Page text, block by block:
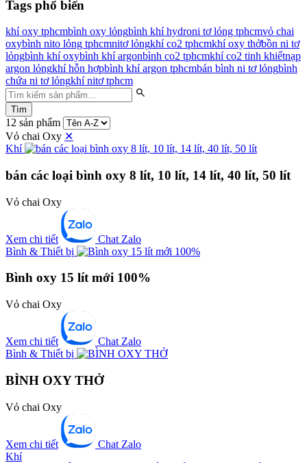
Tags phổ biến
khí oxy tphcmbình oxy lỏngbình khí hydroni tơ lỏng tphcmvỏ chai
oxybình nito lỏng tphcmnitơ lỏngkhí co2 tphcmkhí oxy thởbồn ni tơ
lỏngbình khí oxybình khí argonbình co2 tphcmkhí co2 tinh khiếtnạp
argon lỏngkhí hỗn hợpbình khí argon tphcmbán bình ni tơ lỏngbình
chứa ni tơ lỏngkhí nitơ tphcm
Tìm
12 sản phẩm
Vỏ chai Oxy ✕
Khí
bán các loại bình oxy 8 lít, 10 lít, 14 lít, 40 lít, 50 lít
Vỏ chai Oxy
Xem chi tiết
Chat Zalo
Bình & Thiết bị
Bình oxy 15 lít mới 100%
Vỏ chai Oxy
Xem chi tiết
Chat Zalo
Bình & Thiết bị
BÌNH OXY THỞ
Vỏ chai Oxy
Xem chi tiết
Chat Zalo
Khí